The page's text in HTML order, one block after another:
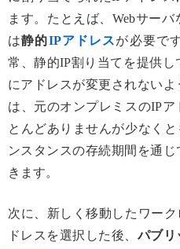
ます。たとえば、Webサー
は静的IPアドレスが必要で
常、静的IP割り当てを提供
にアドレスが変更されない
は、元のオンプレミスのIP
とんどありませんが少なく
ンスタンスの存続期間を通
きます。
次に、新しく移動したワー
ドレスを選択した後、パブリ